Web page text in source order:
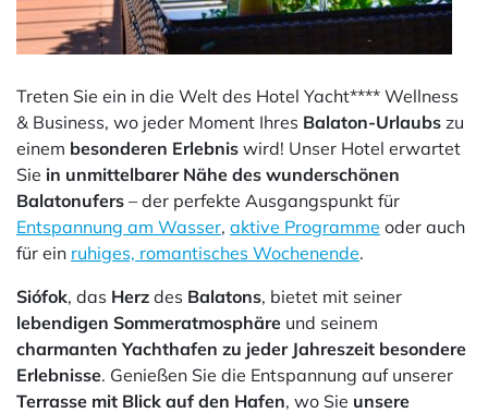
Treten Sie ein in die Welt des Hotel Yacht**** Wellness
& Business, wo jeder Moment Ihres Balaton-Urlaubs zu
einem besonderen Erlebnis wird! Unser Hotel erwartet
Sie in unmittelbarer Nähe des wunderschönen
Balatonufers – der perfekte Ausgangspunkt für
Entspannung am Wasser, aktive Programme oder auch
für ein ruhiges, romantisches Wochenende.
Siófok, das Herz des Balatons, bietet mit seiner
lebendigen Sommeratmosphäre und seinem
charmanten Yachthafen zu jeder Jahreszeit besondere
Erlebnisse. Genießen Sie die Entspannung auf unserer
Terrasse mit Blick auf den Hafen, wo Sie unsere